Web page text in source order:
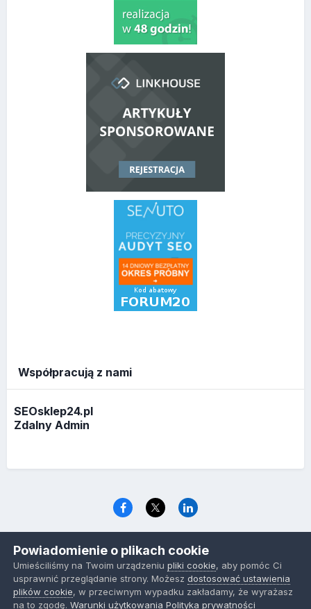
Współpracują z nami
SEOsklep24.pl
Zdalny Admin
www.optymalizacja.com
Powered by Invision Community
Powiadomienie o plikach cookie
Umieściliśmy na Twoim urządzeniupliki cookie, aby pomóc Ci
usprawnić przeglądanie strony. Możeszdostosować ustawienia
plików cookie, w przeciwnym wypadku zakładamy, że wyrażasz
na to zgodę.Warunki użytkowania Polityka prywatności